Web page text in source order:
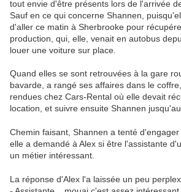
tout envie d'être présents lors de l'arrivée
Sauf en ce qui concerne Shannen,
d'aller ce matin à Sherbrooke pour
production, qui, elle, venait en autobus
louer une voiture sur place.
Quand elles se sont retrouvées à la gare
bavarde, a rangé ses affaires dans le
rendues chez Cars-Rental où elle devait
location, et suivre ensuite Shannen
Chemin faisant, Shannen a tenté
elle a demandé à Alex si être l'assistante
un métier intéressant.
La réponse d'Alex l'a laissée un peu